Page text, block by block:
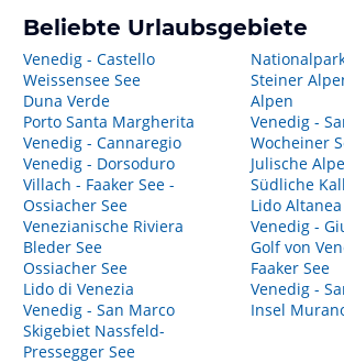
Beliebte Urlaubsgebiete
Venedig - Castello
Weissensee See
Duna Verde
Porto Santa Margherita
Venedig - Cannaregio
Venedig - Dorsoduro
Villach - Faaker See -
Ossiacher See
Venezianische Riviera
Bleder See
Ossiacher See
Lido di Venezia
Venedig - San Marco
Skigebiet Nassfeld-
Pressegger See
Steiner
Alpen
Venedig -
Wocheiner
Julische
Südliche
Lido Altanea
Venedig -
Golf von
Faaker See
Venedig -
Insel